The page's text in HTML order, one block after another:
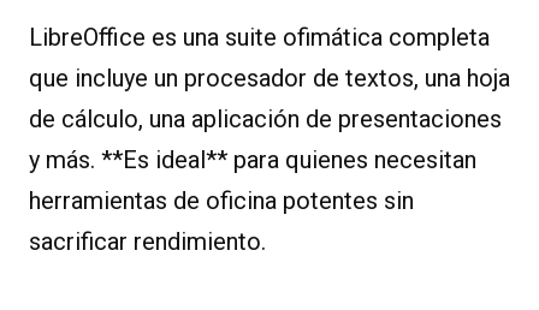
LibreOffice es una suite ofimática completa
que incluye un procesador de textos, una hoja
de cálculo, una aplicación de presentaciones
y más. **Es ideal** para quienes necesitan
herramientas de oficina potentes sin
sacrificar rendimiento.